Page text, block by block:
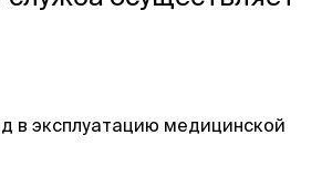
в эксплуатацию медицинской